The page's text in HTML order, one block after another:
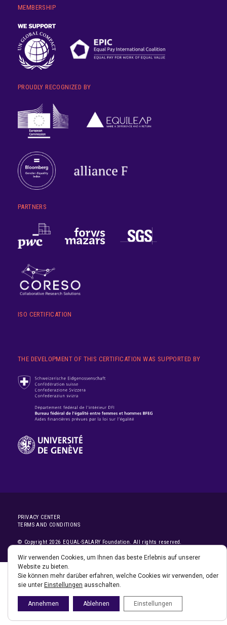
MEMBERSHIP
PROUDLY RECOGNIZED BY
PARTNERS
ISO CERTIFICATION
THE DEVELOPMENT OF THIS CERTIFICATION WAS SUPPORTED BY
PRIVACY CENTER
TERMS AND CONDITIONS
© Copyright 2026 EQUAL-SALARY Foundation. All rights reserved.
Wir verwenden Cookies, um Ihnen das beste Erlebnis auf unserer
Website zu bieten.
Sie können mehr darüber erfahren, welche Cookies wir verwenden, oder
sie unter Einstellungen ausschalten.
Annehmen Ablehnen Einstellungen